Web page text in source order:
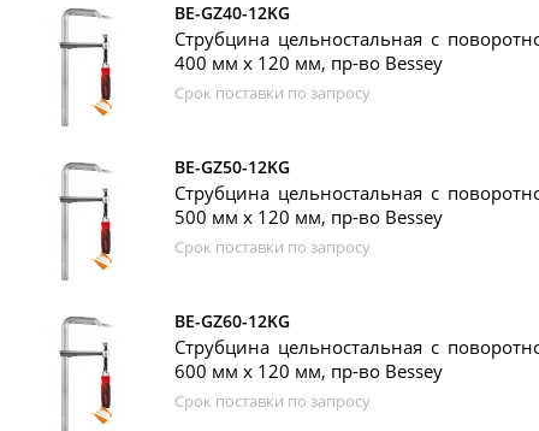
BE-GZ40-12KG
Струбцина цельностальная с
400 мм x 120 мм, пр-во Bessey
Срок поставки по запросу
BE-GZ50-12KG
Струбцина цельностальная с
500 мм x 120 мм, пр-во Bessey
Срок поставки по запросу
BE-GZ60-12KG
Струбцина цельностальная с
600 мм x 120 мм, пр-во Bessey
Срок поставки по запросу